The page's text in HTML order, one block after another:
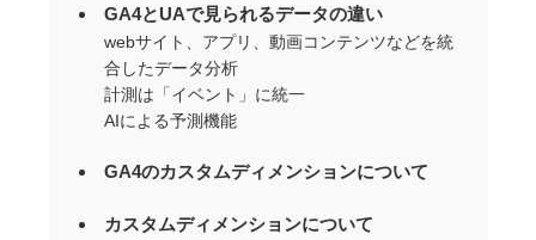
GA4とUAで見られるデータの違い
webサイト、アプリ、動画コンテンツなどを統
合したデータ分析
計測は「イベント」に統一
AIによる予測機能
GA4のカスタムディメンションについて
カスタムディメンションについて